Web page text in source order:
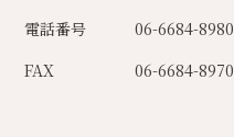
電話番号
06-6684-8980
FAX
06-6684-8970